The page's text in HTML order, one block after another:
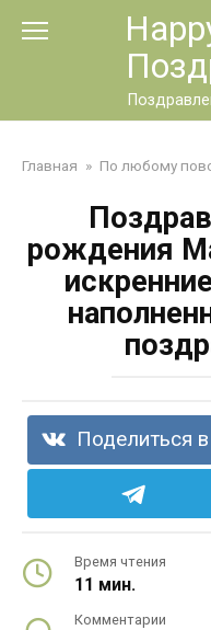
Главная » По любому
рождения
Поделиться
Время чтения
11 мин.
Комментарии